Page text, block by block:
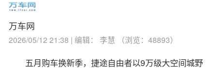
万车网
2026/05/12 21:38 | 编辑： 李慧 （浏览：48893）
五月购车换新季，捷途自由者以9万级大空间城野